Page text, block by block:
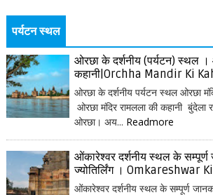
पर्यटन स्थल
ओरछा के दर्शनीय (पर्यटन) स्थल ।
कहानी|Orchha Mandir Ki
ओरछा के दर्शनीय पर्यटन स्थल ओरछा
ओरछा मंदिर रामलला की कहानी बुंदेला
ओरछा। अय... Readmore
ओंकारेश्वर दर्शनीय स्थल के सम्पूर्ण
ज्योतिर्लिंग । Omkareshwar
ओंकारेश्वर दर्शनीय स्थल के सम्पूर्ण